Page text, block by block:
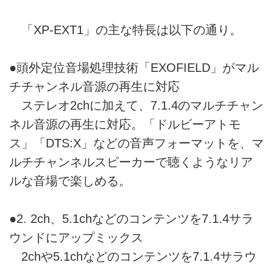
「XP-EXT1」の主な特長は以下の通り。
●頭外定位音場処理技術「EXOFIELD」がマル
チチャンネル音源の再生に対応
ステレオ2chに加えて、7.1.4のマルチチャン
ネル音源の再生に対応。「ドルビーアトモ
ス」「DTS:X」などの音声フォーマットを、マ
ルチチャンネルスピーカーで聴くようなリア
ルな音場で楽しめる。
●2. 2ch、5.1chなどのコンテンツを7.1.4サラ
ウンドにアップミックス
2chや5.1chなどのコンテンツを7.1.4サラウ